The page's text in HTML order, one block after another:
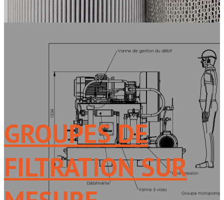
GROUPES DE
FILTRATION SUR